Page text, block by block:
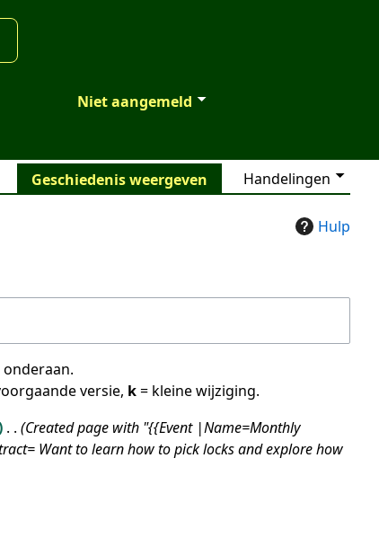
Niet aangemeld
Handelingen
Geschiedenis weergeven
Hulp
onderaan.
versie, k= kleine wijziging.
Created page with "{{Event |Name=Monthly
Want to learn how to pick locks and explore how